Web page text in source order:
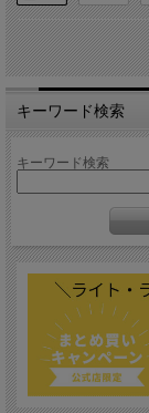
キーワード検索
キーワード検索